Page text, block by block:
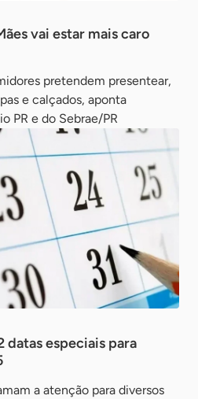
vai estar mais caro
pretendem presentear,
e calçados, aponta
PR e do Sebrae/PR
datas especiais para
a atenção para diversos